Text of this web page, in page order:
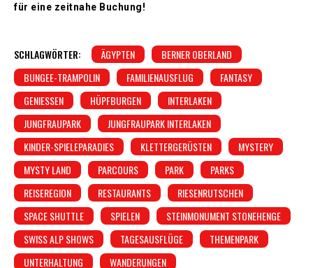
für eine zeitnahe Buchung!
SCHLAGWÖRTER: ÄGYPTEN
BERNER OBERLAND
BUNGEE-TRAMPOLIN
FAMILIENAUSFLUG
FANTASY
GENIESSEN
HÜPFBURGEN
INTERLAKEN
JUNGFRAUPARK
JUNGFRAUPARK INTERLAKEN
KINDER-SPIELEPARADIES
KLETTERGERÜSTEN
MYSTERY
MYSTY LAND
PARCOURS PARK
PARKS
REISEREGION
RESTAURANTS
RIESENRUTSCHEN
SPACE SHUTTLE
SPIELEN
STEINMONUMENT STONEHENGE
SWISS ALP SHOWS
TAGESAUSFLÜGE
THEMENPARK
UNTERHALTUNG
WANDERUNGEN